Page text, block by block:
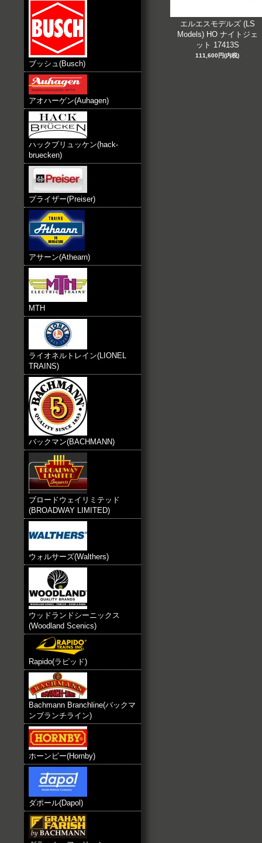
ブッシュ(Busch)
アオハーゲン(Auhagen)
ハックブリュッケン(hack-
bruecken)
プライザー(Preiser)
アサーン(Athearn)
MTH
ライオネルトレイン(LIONEL
TRAINS)
バックマン(BACHMANN)
ブロードウェイリミテッド
(BROADWAY LIMITED)
ウォルサーズ(Walthers)
ウッドランドシーニックス
(Woodland Scenics)
Rapido(ラピッド)
Bachmann Branchline(バックマ
ンブランチライン)
ホーンビー(Hornby)
ダポール(Dapol)
エルエスモデルズ (LS
Models) HO ナイトジェ
ット 17413S
111,600円(内税)